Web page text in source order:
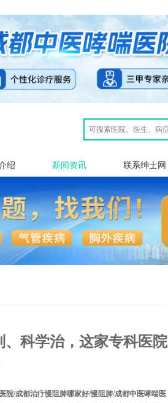
绍 新闻资讯 联系绅士网
科学治，这家专科医院
院/成都治疗慢阻肺哪家好/慢阻肺/成都中医哮喘医